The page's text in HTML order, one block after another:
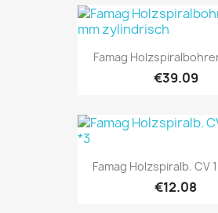
Famag
€39.09
Famag Holzspiralb. CV
€12.08